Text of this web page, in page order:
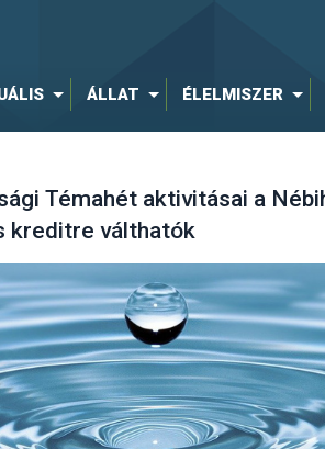
ÁLLAT ÉLELMISZER
Témahét aktivitásai a
kreditre válthatók